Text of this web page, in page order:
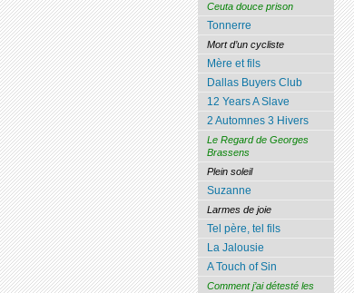
Ceuta douce prison
Tonnerre
Mort d’un cycliste
Mère et fils
Dallas Buyers Club
12 Years A Slave
2 Automnes 3 Hivers
Le Regard de Georges
Brassens
Plein soleil
Suzanne
Larmes de joie
Tel père, tel fils
La Jalousie
A Touch of Sin
Comment j’ai détesté les